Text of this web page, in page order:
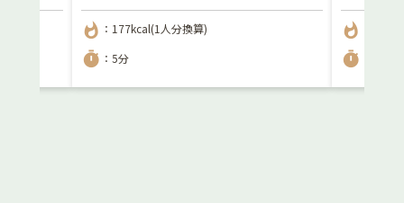
whatshot ：177kcal(1人分換算)
timer ：5分
whatshot
timer